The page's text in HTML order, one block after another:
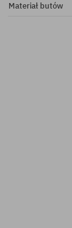
Materiał butów